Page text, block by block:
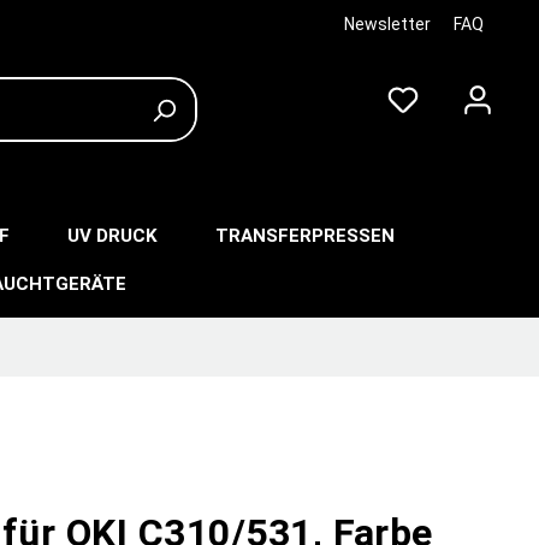
Newsletter FAQ
UV DRUCK TRANSFERPRESSEN
OKI C310/531, Farbe